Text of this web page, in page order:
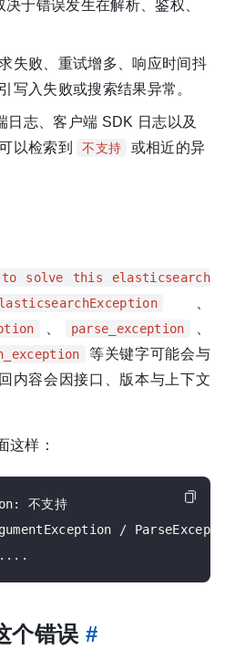
于错误发生在解析、鉴权、
失败、重试增多、响应时间抖
写入失败或搜索结果异常。
日志、客户端 SDK 日志以及
以检索到
不支持
或相近的异
to solve this elasticsearch
、
、 parse_exception 、
等关键字可能会与
内容会因接口、版本与上下文
这样：
不支持
/
个错误 #